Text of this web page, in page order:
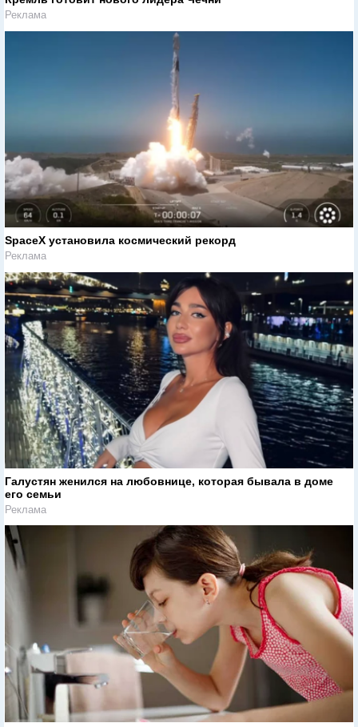
Реклама
SpaceX установила космический рекорд
Реклама
Галустян женился на любовнице, которая бывала в доме
его семьи
Реклама